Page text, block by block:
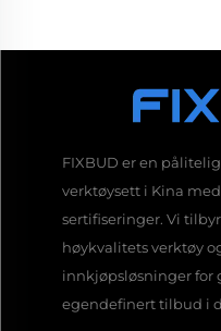
FIXBUD er en
verktøysett i Kina med
sertifiseringer. Vi
høykvalitets verktøy
innkjøpsløsninger for
egendefinert tilbud i